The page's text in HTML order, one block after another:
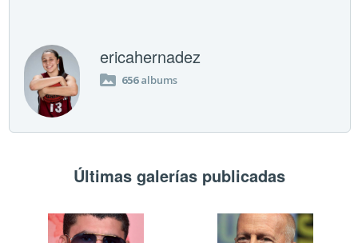
ericahernadez
656albums
Últimas galerías publicadas